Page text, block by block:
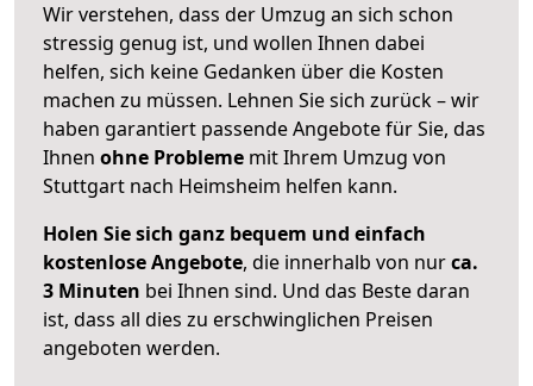
Wir verstehen, dass der Umzug an sich schon
stressig genug ist, und wollen Ihnen dabei
helfen, sich keine Gedanken über die Kosten
machen zu müssen. Lehnen Sie sich zurück – wir
haben garantiert passende Angebote für Sie, das
Ihnen ohne Probleme mit Ihrem Umzug von
Stuttgart nach Heimsheim helfen kann.
Holen Sie sich ganz bequem und einfach
kostenlose Angebote, die innerhalb von nurca.
3 Minuten bei Ihnen sind. Und das Beste daran
ist, dass all dies zu erschwinglichen Preisen
angeboten werden.